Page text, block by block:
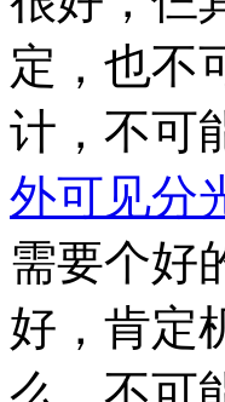
定，也不
计，不可
外可见分
需要个好
好，肯定